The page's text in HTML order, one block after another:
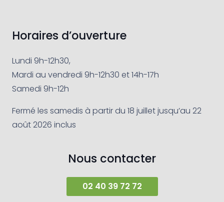
Horaires d’ouverture
Lundi 9h-12h30,
Mardi au vendredi 9h-12h30 et 14h-17h
Samedi 9h-12h
Fermé les samedis à partir du 18 juillet jusqu’au 22
août 2026 inclus
Nous contacter
02 40 39 72 72